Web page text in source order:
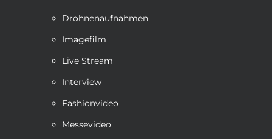
Drohnenaufnahmen
Imagefilm
Live Stream
Interview
Fashionvideo
Messevideo